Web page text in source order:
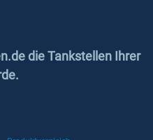
die Tankstellen Ihrer